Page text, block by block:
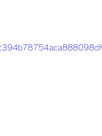
酵素 メイン料理